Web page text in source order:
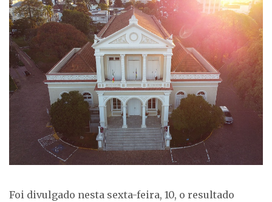
Foi divulgado nesta sexta-feira, 10, o resultado